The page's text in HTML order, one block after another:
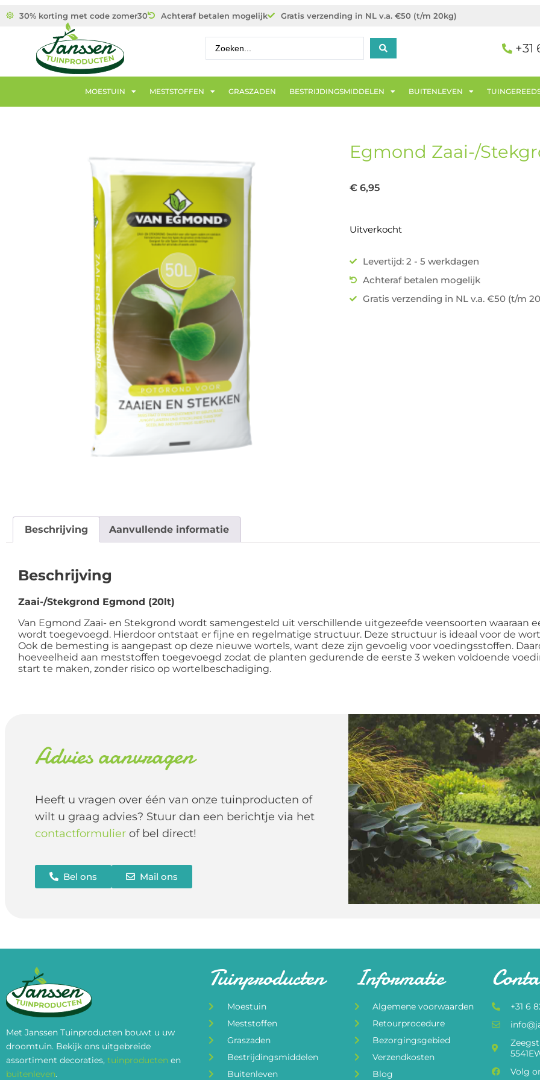
30% korting met code zomer30 Achteraf betalen mogelijk Gratis verzending in NL v.a. €50 (t/m 20kg)
+31
MOESTUIN MESTSTOFFEN GRASZADEN BESTRIJDINGSMIDDELEN BUITENLEVEN
Egmond Zaai-/
€ 6,95
Uitverkocht
Levertijd: 2 - 5 werkdagen
Achteraf betalen mogelijk
Gratis verzending in NL v.a. €50 (t/m
Beschrijving Aanvullende informatie
Beschrijving
Zaai-/Stekgrond Egmond (20lt)
Van Egmond Zaai- en Stekgrond wordt samengesteld uit verschillende uitgezeefde veensoorten waaraan
wordt toegevoegd. Hierdoor ontstaat er fijne en regelmatige structuur. Deze structuur is ideaal voor de
Ook de bemesting is aangepast op deze nieuwe wortels, want deze zijn gevoelig voor voedingsstoffen.
hoeveelheid aan meststoffen toegevoegd zodat de planten gedurende de eerste 3 weken voldoende
start te maken, zonder risico op wortelbeschadiging.
Advies aanvragen
Heeft u vragen over één van onze tuinproducten of
wilt u graag advies? Stuur dan een berichtje via het
contactformulier of bel direct!
Bel ons Mail ons
Met Janssen Tuinproducten bouwt u uw
droomtuin. Bekijk ons uitgebreide
assortiment decoraties, tuinproducten en
buitenleven.
Tuinproducten
Moestuin
Meststoffen
Graszaden
Bestrijdingsmiddelen
Buitenleven
Informatie
Algemene voorwaarden
Retourprocedure
Bezorgingsgebied
Verzendkosten
Blog
+31 6
Volg